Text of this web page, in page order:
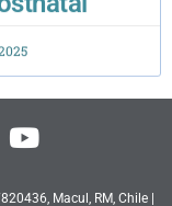
Y
o
Macul, RM, Chile |